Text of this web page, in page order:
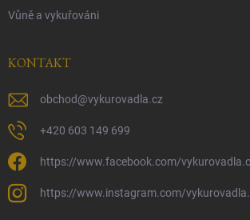
Vůně a vykuřováni
KONTAKT
obchod@vykurovadla.cz
+420 603 149 699
https://www.facebook.com/
https://www.instagram.com/